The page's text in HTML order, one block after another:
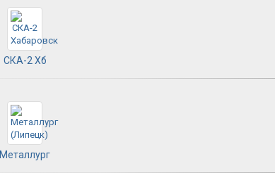
СКА-2 Хб
Металлург